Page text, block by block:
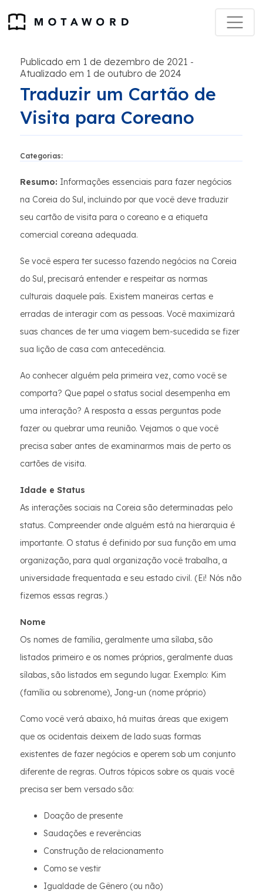
Publicado em 1 de dezembro de 2021 -
Atualizado em 1 de outubro de 2024
Traduzir um Cartão de
Visita para Coreano
Categorias:
Resumo: Informações essenciais para fazer negócios
na Coreia do Sul, incluindo por que você deve traduzir
seu cartão de visita para o coreano e a etiqueta
comercial coreana adequada.
Se você espera ter sucesso fazendo negócios na Coreia
do Sul, precisará entender e respeitar as normas
culturais daquele país. Existem maneiras certas e
erradas de interagir com as pessoas. Você maximizará
suas chances de ter uma viagem bem-sucedida se fizer
sua lição de casa com antecedência.
Ao conhecer alguém pela primeira vez, como você se
comporta? Que papel o status social desempenha em
uma interação? A resposta a essas perguntas pode
fazer ou quebrar uma reunião. Vejamos o que você
precisa saber antes de examinarmos mais de perto os
cartões de visita.
Idade e Status
As interações sociais na Coreia são determinadas pelo
status. Compreender onde alguém está na hierarquia é
importante. O status é definido por sua função em uma
organização, para qual organização você trabalha, a
universidade frequentada e seu estado civil. (Ei! Nós não
fizemos essas regras.)
Nome
Os nomes de família, geralmente uma sílaba, são
listados primeiro e os nomes próprios, geralmente duas
sílabas, são listados em segundo lugar. Exemplo: Kim
(família ou sobrenome), Jong-un (nome próprio)
Como você verá abaixo, há muitas áreas que exigem
que os ocidentais deixem de lado suas formas
existentes de fazer negócios e operem sob um conjunto
diferente de regras. Outros tópicos sobre os quais você
precisa ser bem versado são:
Doação de presente
Saudações e reverências
Construção de relacionamento
Como se vestir
Igualdade de Gênero (ou não)